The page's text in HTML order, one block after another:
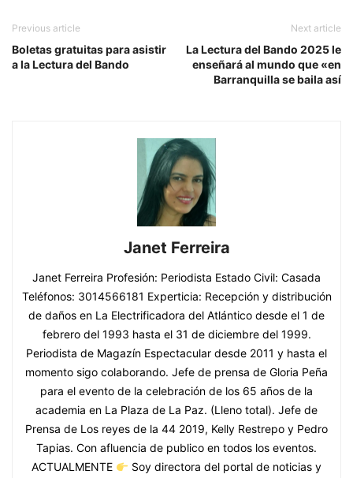
Previous article
Boletas gratuitas para asistir
a la Lectura del Bando
Next article
La Lectura del Bando 2025 le
enseñará al mundo que «en
Barranquilla se baila así
Janet Ferreira
Janet Ferreira Profesión: Periodista Estado Civil: Casada
Teléfonos: 3014566181 Experticia: Recepción y distribución
de daños en La Electrificadora del Atlántico desde el 1 de
febrero del 1993 hasta el 31 de diciembre del 1999.
Periodista de Magazín Espectacular desde 2011 y hasta el
momento sigo colaborando. Jefe de prensa de Gloria Peña
para el evento de la celebración de los 65 años de la
academia en La Plaza de La Paz. (Lleno total). Jefe de
Prensa de Los reyes de la 44 2019, Kelly Restrepo y Pedro
Tapias. Con afluencia de publico en todos los eventos.
ACTUALMENTE
Soy directora del portal de noticias y